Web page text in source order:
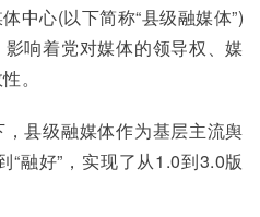
中心(以下简称“县级融媒体”)
响着党对媒体的领导权、媒
。
县级融媒体作为基层主流舆
“融好”，实现了从1.0到3.0版